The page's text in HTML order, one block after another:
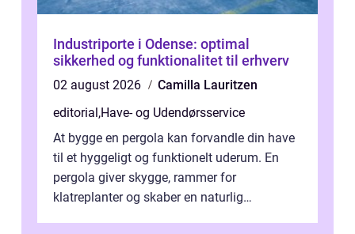
Industriporte i Odense: optimal
sikkerhed og funktionalitet til erhverv
02 august 2026
Camilla Lauritzen
editorial ,Have- og Udendørsservice
At bygge en pergola kan forvandle din have
til et hyggeligt og funktionelt uderum. En
pergola giver skygge, rammer for
klatreplanter og skaber en naturlig